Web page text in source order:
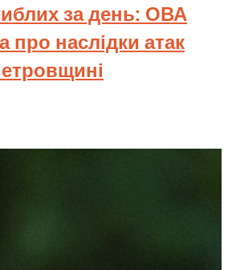
за день: ОВА
про наслідки атак